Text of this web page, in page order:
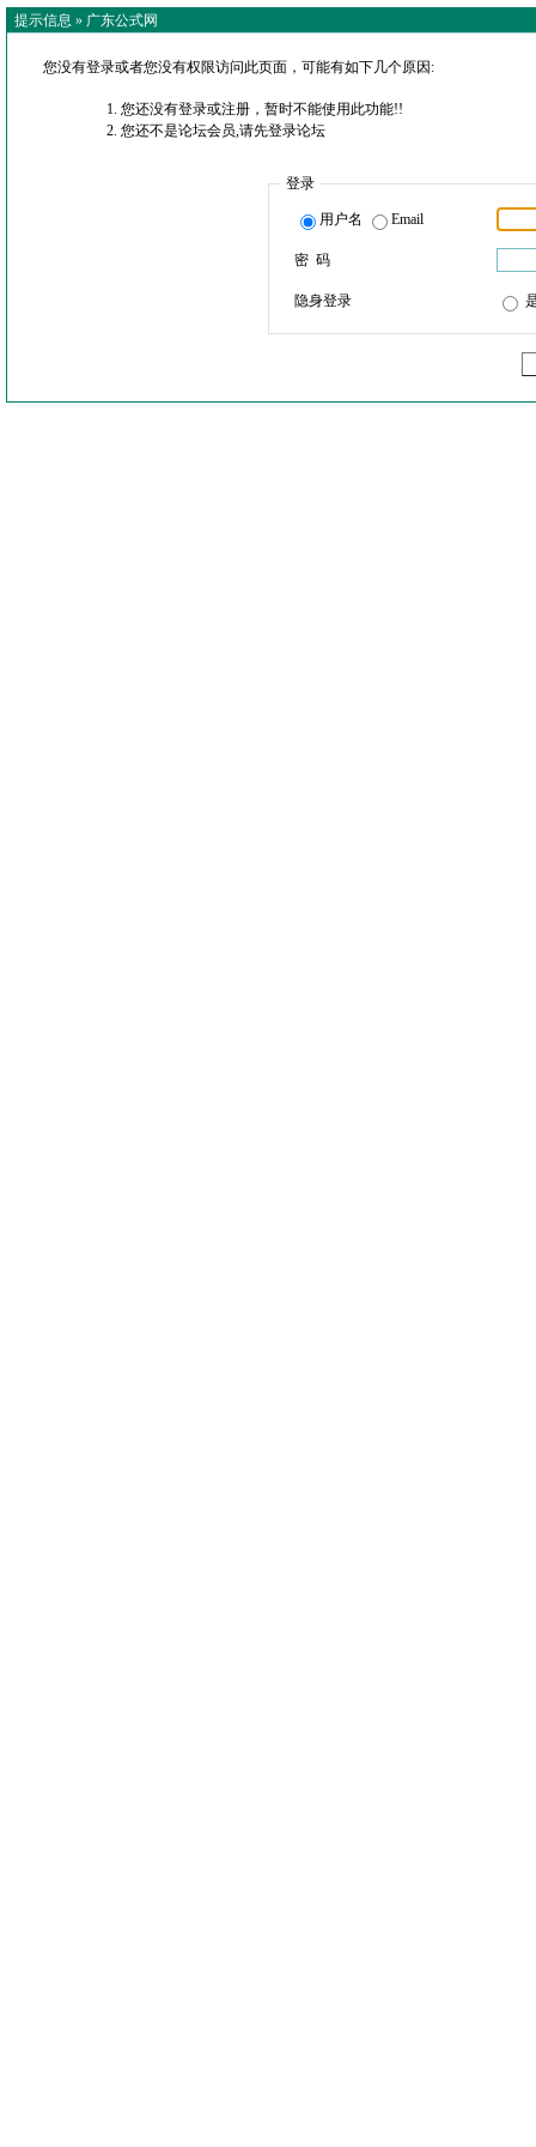
提示信息 » 广东公式网
您没有登录或者您没有权限访问此页面，可能有如下几个原因:
您还没有登录或注册，暂时不能使用此功能!!
您还不是论坛会员,请先登录论坛
登录
用户名 Email
密 码
隐身登录